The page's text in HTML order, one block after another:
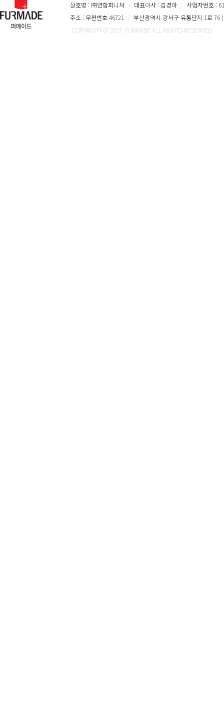
상호명 : ㈜연합퍼니쳐 ㅣ 대표이사 : 김경아 ㅣ 사업자번호 :
주소 : 우편번호 46721
ㅣ 부산광역시 강서구 유통단지 1로 76
COPYRIGHT @ 2017. FURMADE ALL RIGHTS RESERVED